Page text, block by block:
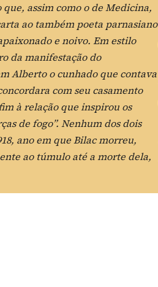
assim como o de Medicina,
ao também poeta parnasiano
e noivo. Em estilo
da manifestação do
Alberto o cunhado que contava
com seu casamento
à relação que inspirou os
de fogo”. Nenhum dos dois
ano em que Bilac morreu,
ao túmulo até a morte dela,